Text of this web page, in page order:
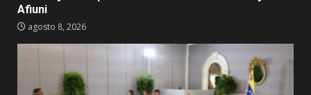
Afiuni
agosto 8, 2026